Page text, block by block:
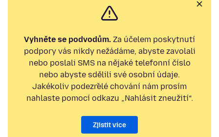
Vyhněte se podvodům. Za účelem poskytnutí
podpory vás nikdy nežádáme, abyste zavolali
nebo poslali SMS na nějaké telefonní číslo
nebo abyste sdělili své osobní údaje.
Jakékoliv podezřelé chování nám prosím
nahlaste pomocí odkazu „Nahlásit zneužití“.
Zjistit více